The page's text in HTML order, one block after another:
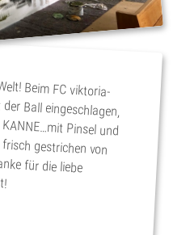
Beim FC viktoria-
Ball eingeschlagen,
Pinsel und
gestrichen von
für die liebe